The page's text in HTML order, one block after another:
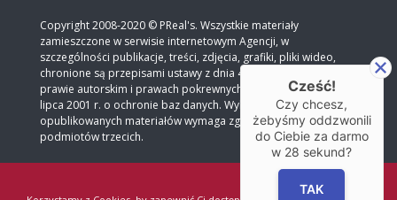
Copyright 2008-2020 © PReal's. Wszystkie materiały
zamieszczone w serwisie internetowym Agencji, w
szczególności publikacje, treści, zdjęcia, grafiki, pliki wideo,
chronione są przepisami ustawy z dnia 4 lutego 1994 r. o
prawie autorskim i prawach pokrewnych oraz ustawy z dnia 27
lipca 2001 r. o ochronie baz danych. Wykorzystanie
opublikowanych materiałów wymaga zgody autora lub
podmiotów trzecich.
Cześć!
Czy chcesz,
żebyśmy oddzwonili
do Ciebie za darmo
w 28 sekund?
TAK